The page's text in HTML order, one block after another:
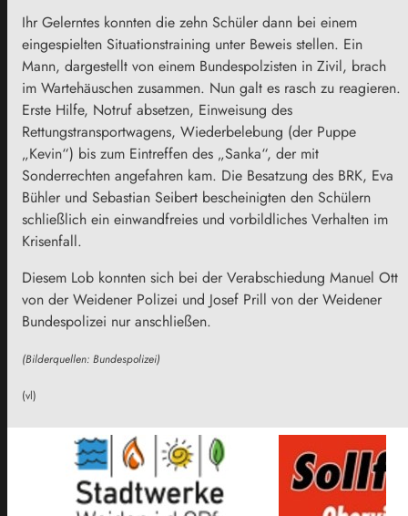
Ihr Gelerntes konnten die zehn Schüler dann bei einem
eingespielten Situationstraining unter Beweis stellen. Ein
Mann, dargestellt von einem Bundespolzisten in Zivil, brach
im Wartehäuschen zusammen. Nun galt es rasch zu reagieren.
Erste Hilfe, Notruf absetzen, Einweisung des
Rettungstransportwagens, Wiederbelebung (der Puppe
„Kevin“) bis zum Eintreffen des „Sanka“, der mit
Sonderrechten angefahren kam. Die Besatzung des BRK, Eva
Bühler und Sebastian Seibert bescheinigten den Schülern
schließlich ein einwandfreies und vorbildliches Verhalten im
Krisenfall.
Diesem Lob konnten sich bei der Verabschiedung Manuel Ott
von der Weidener Polizei und Josef Prill von der Weidener
Bundespolizei nur anschließen.
(Bilderquellen: Bundespolizei)
(vl)